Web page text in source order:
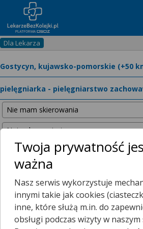
Dla Lekarza
Nie znaleźliśmy żadnych lekarzy w
zwiększyliśmy promień wyszukiwania do
Twoja prywatność
ważna
Nasz serwis wykorzystuje
innymi takie jak cookies
inne, które służą m.in. do
obsługi podczas wizyty w naszym